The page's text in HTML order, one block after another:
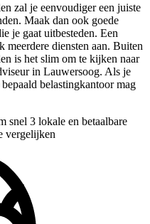
zal je eenvoudiger een juiste
Maak dan ook goede
je gaat uitbesteden. Een
meerdere diensten aan. Buiten
is het slim om te kijken naar
in Lauwersoog. Als je
belastingkantoor mag
snel 3 lokale en betaalbare
vergelijken